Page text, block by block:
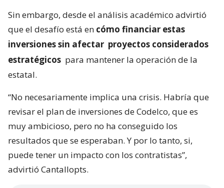
Sin embargo, desde el análisis académico advirtió
que el desafío está en cómo financiar estas
inversiones sin afectar proyectos considerados
estratégicos para mantener la operación de la
estatal.
“No necesariamente implica una crisis. Habría que
revisar el plan de inversiones de Codelco, que es
muy ambicioso, pero no ha conseguido los
resultados que se esperaban. Y por lo tanto, si,
puede tener un impacto con los contratistas”,
advirtió Cantallopts.